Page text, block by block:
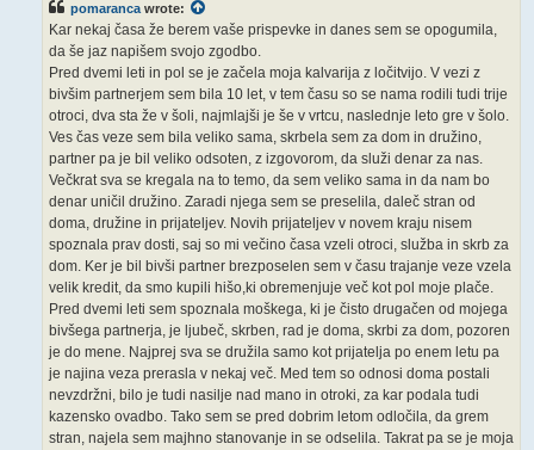
pomarancawrote:
Kar nekaj časa že berem vaše prispevke in danes sem se opogumila,
da še jaz napišem svojo zgodbo.
Pred dvemi leti in pol se je začela moja kalvarija z ločitvijo. V vezi z
bivšim partnerjem sem bila 10 let, v tem času so se nama rodili tudi trije
otroci, dva sta že v šoli, najmlajši je še v vrtcu, naslednje leto gre v šolo.
Ves čas veze sem bila veliko sama, skrbela sem za dom in družino,
partner pa je bil veliko odsoten, z izgovorom, da služi denar za nas.
Večkrat sva se kregala na to temo, da sem veliko sama in da nam bo
denar uničil družino. Zaradi njega sem se preselila, daleč stran od
doma, družine in prijateljev. Novih prijateljev v novem kraju nisem
spoznala prav dosti, saj so mi večino časa vzeli otroci, služba in skrb za
dom. Ker je bil bivši partner brezposelen sem v času trajanje veze vzela
velik kredit, da smo kupili hišo,ki obremenjuje več kot pol moje plače.
Pred dvemi leti sem spoznala moškega, ki je čisto drugačen od mojega
bivšega partnerja, je ljubeč, skrben, rad je doma, skrbi za dom, pozoren
je do mene. Najprej sva se družila samo kot prijatelja po enem letu pa
je najina veza prerasla v nekaj več. Med tem so odnosi doma postali
nevzdržni, bilo je tudi nasilje nad mano in otroki, za kar podala tudi
kazensko ovadbo. Tako sem se pred dobrim letom odločila, da grem
stran, najela sem majhno stanovanje in se odselila. Takrat pa se je moja